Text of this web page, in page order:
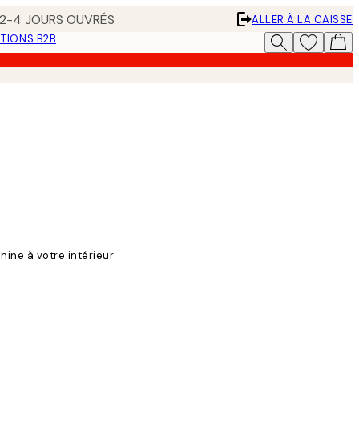
4 JOURS OUVRÉS
ALLER À LA CAISSE
B2B
à votre intérieur.